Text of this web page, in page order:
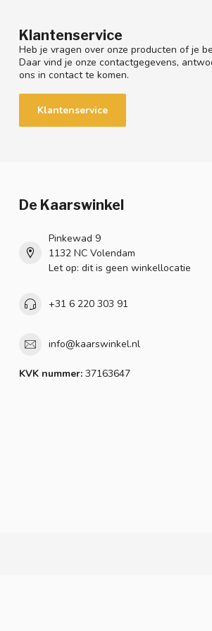
Klantenservice
Heb je vragen over onze producten of je
Daar vind je onze contactgegevens,
ons in contact te komen.
Klantenservice
De Kaarswinkel
Pinkewad 9
1132 NC Volendam
Let op: dit is geen winkellocatie
+31 6 220 303 91
info@kaarswinkel.nl
KVK nummer: 37163647